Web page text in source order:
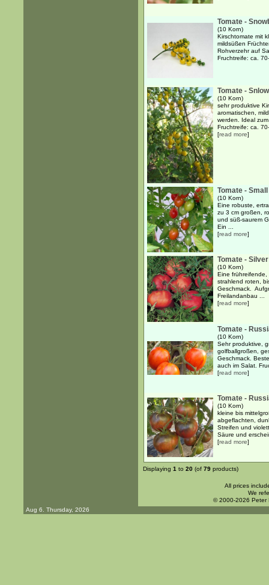
Tomate -
(10 Korn)
Kirschtomate mit
mildsüßen
Rohverzehr auf
Fruchtreife: ca.
Tomate -
(10 Korn)
sehr produktive
aromatischen,
werden. Ideal
Fruchtreife: ca.
[read more]
Tomate -
(10 Korn)
Eine robuste,
zu 3 cm großen,
und süß-saurem
Ein ...
[read more]
Tomate -
(10 Korn)
Eine frühreifende,
strahlend roten,
Geschmack.
Freilandanbau ...
[read more]
Tomate -
(10 Korn)
Sehr produktive,
golfballgroßen,
Geschmack.
auch im Salat.
[read more]
Tomate -
(10 Korn)
kleine bis
abgeflachten,
Streifen und
Säure und
[read more]
Displaying 1 to 20 (of 79 products)
All prices
We
© 2000-2026 Peter
Aug 6. Thursday, 2026